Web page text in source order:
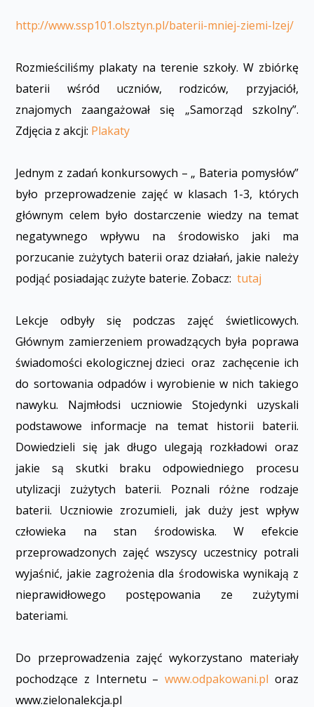
http://www.ssp101.olsztyn.pl/baterii-mniej-ziemi-lzej/
Rozmieściliśmy plakaty na terenie szkoły. W zbiórkę
baterii wśród uczniów, rodziców, przyjaciół,
znajomych zaangażował się „Samorząd szkolny”.
Zdjęcia z akcji: Plakaty
Jednym z zadań konkursowych – „ Bateria pomysłów”
było przeprowadzenie zajęć w klasach 1-3, których
głównym celem było dostarczenie wiedzy na temat
negatywnego wpływu na środowisko jaki ma
porzucanie zużytych baterii oraz działań, jakie należy
podjąć posiadając zużyte baterie. Zobacz:tutaj
Lekcje odbyły się podczas zajęć świetlicowych.
Głównym zamierzeniem prowadzących była poprawa
świadomości ekologicznej dzieci oraz zachęcenie ich
do sortowania odpadów i wyrobienie w nich takiego
nawyku. Najmłodsi uczniowie Stojedynki uzyskali
podstawowe informacje na temat historii baterii.
Dowiedzieli się jak długo ulegają rozkładowi oraz
jakie są skutki braku odpowiedniego procesu
utylizacji zużytych baterii. Poznali różne rodzaje
baterii. Uczniowie zrozumieli, jak duży jest wpływ
człowieka na stan środowiska. W efekcie
przeprowadzonych zajęć wszyscy uczestnicy potrafili
wyjaśnić, jakie zagrożenia dla środowiska wynikają z
nieprawidłowego postępowania ze zużytymi
bateriami.
Do przeprowadzenia zajęć wykorzystano materiały
pochodzące z Internetu – www.odpakowani.pl oraz
www.zielonalekcja.pl